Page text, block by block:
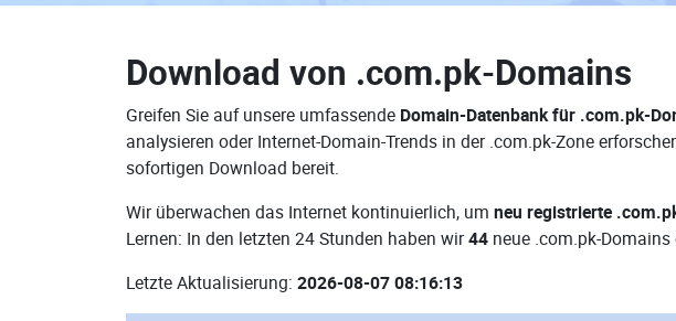
Download von .com.pk-Domains
Greifen Sie auf unsere umfassende Domain-Datenbank für .com.pk-
analysieren oder Internet-Domain-Trends in der .com.pk-Zone
sofortigen Download bereit.
Wir überwachen das Internet kontinuierlich, um neu registrierte
Lernen: In den letzten 24 Stunden haben wir44 neue .com.pk-Domains
Letzte Aktualisierung: 2026-08-07 08:16:13